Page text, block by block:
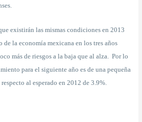
existirán las mismas condiciones en 2013
la economía mexicana en los tres años
más de riesgos a la baja que al alza. Por lo
para el siguiente año es de una pequeña
al esperado en 2012 de 3.9%.